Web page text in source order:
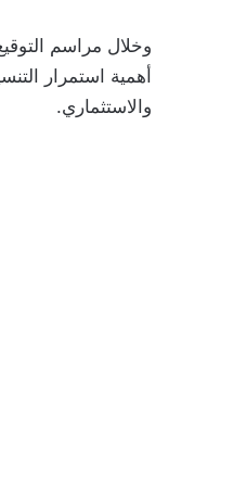
وخلال مراسم
أهمية استمرار
والاستثماري.